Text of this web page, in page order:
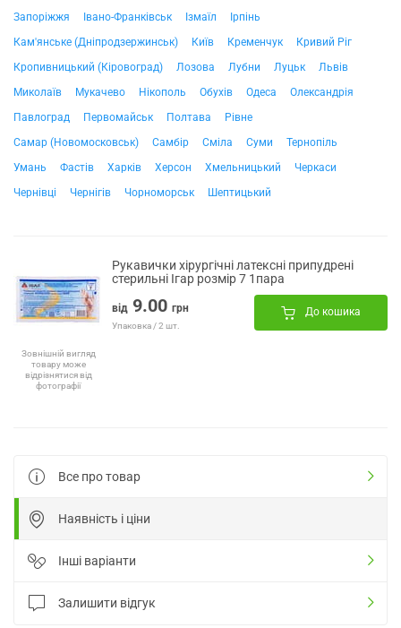
Запоріжжя
Івано-Франківськ Ізмаїл
Ірпінь
Кам'янське (Дніпродзержинськ)
Київ Кременчук
Кривий Ріг
Кропивницький (Кіровоград)
Лозова Лубни Луцьк
Львів
Миколаїв
Мукачево Нікополь Обухів Одеса
Олександрія
Павлоград
Первомайськ Полтава
Рівне
Самар (Новомосковськ)
Самбір Сміла Суми
Тернопіль
Умань
Фастів Харків Херсон Хмельницький
Черкаси
Чернівці
Чернігів Чорноморськ Шептицький
Зовнішній вигляд
товару може
відрізнятися від
фотографії
Рукавички хірургічні латексні припудрені
стерильні Ігар розмір 7 1пара
від 9.00 грн
Упаковка / 2 шт.
До кошика
Все про товар
Наявність і ціни
Інші варіанти
Залишити відгук